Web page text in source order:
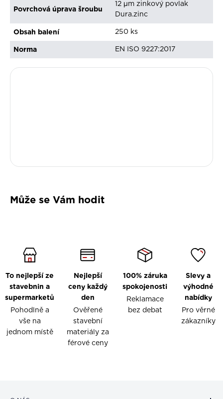
Povrchová úprava šroubu
12 µm zinkový povlak
Dura.zinc
Obsah balení 250 ks
Norma EN ISO 9227:2017
Může se Vám hodit
To nejlepší ze
stavebnin a
supermarketů
Pohodlně a
vše na
jednom místě
Nejlepší
ceny každý
den
Ověřené
stavební
materiály za
férové ceny
100% záruka
spokojenosti
Reklamace
bez debat
Slevy a
výhodné
nabídky
Pro věrné
zákazníky